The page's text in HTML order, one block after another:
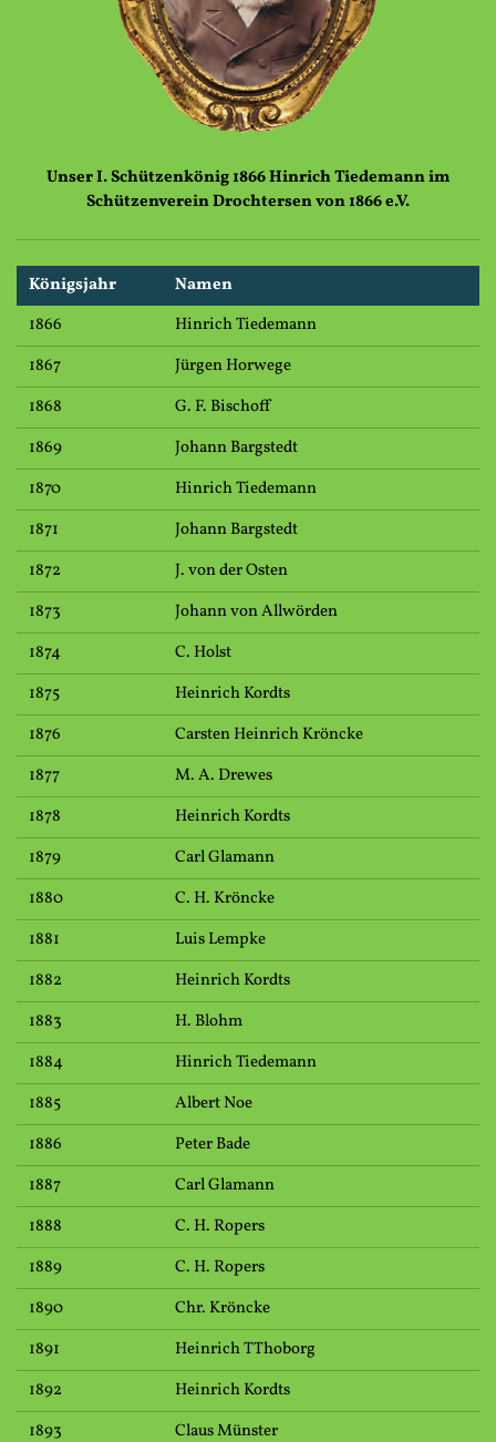
Unser I. Schützenkönig 1866 Hinrich Tiedemann im
Schützenverein Drochtersen von 1866 e.V.
Königsjahr
Namen
1866
Hinrich Tiedemann
1867
Jürgen Horwege
1868
G. F. Bischoff
1869
Johann Bargstedt
1870
Hinrich Tiedemann
1871
Johann Bargstedt
1872
J. von der Osten
1873
Johann von Allwörden
1874
C. Holst
1875
Heinrich Kordts
1876
Carsten Heinrich Kröncke
1877
M. A. Drewes
1878
Heinrich Kordts
1879
Carl Glamann
1880
C. H. Kröncke
1881
Luis Lempke
1882
Heinrich Kordts
1883
H. Blohm
1884
Hinrich Tiedemann
1885
Albert Noe
1886
Peter Bade
1887
Carl Glamann
1888
C. H. Ropers
1889
C. H. Ropers
1890
Chr. Kröncke
1891
Heinrich TThoborg
1892
Heinrich Kordts
1893
Claus Münster